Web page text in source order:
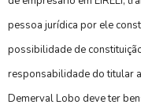
pessoa jurídica por ele
possibilidade de
responsabilidade do titular
Demerval Lobo deve ter